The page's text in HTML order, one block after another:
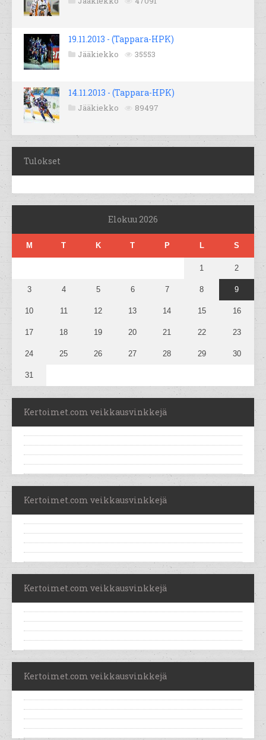
19.11.2013 - (Tappara-HPK)
Jääkiekko 35553
14.11.2013 - (Tappara-HPK)
Jääkiekko 89497
Tulokset
Elokuu 2026
M T K T P L S
1 2
3 4 5 6 7 8 9
10 11 12 13 14 15 16
17 18 19 20 21 22 23
24 25 26 27 28 29 30
31
Kertoimet.com veikkausvinkkejä
Kertoimet.com veikkausvinkkejä
Kertoimet.com veikkausvinkkejä
Kertoimet.com veikkausvinkkejä